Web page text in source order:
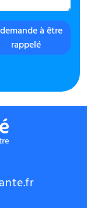
à être
rappelé